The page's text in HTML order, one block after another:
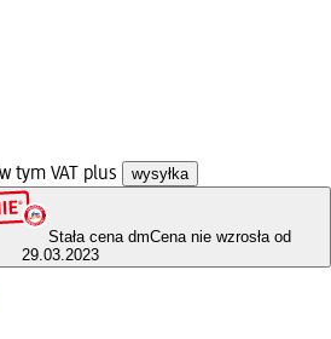
w tym VAT plus wysyłka
Stała cena dmCena nie wzrosła od
29.03.2023